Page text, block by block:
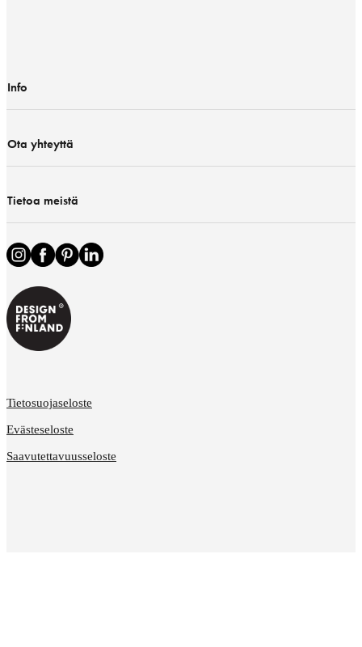
Info
Ota yhteyttä
Tietoa meistä
Tietosuojaseloste
Evästeseloste
Saavutettavuusseloste